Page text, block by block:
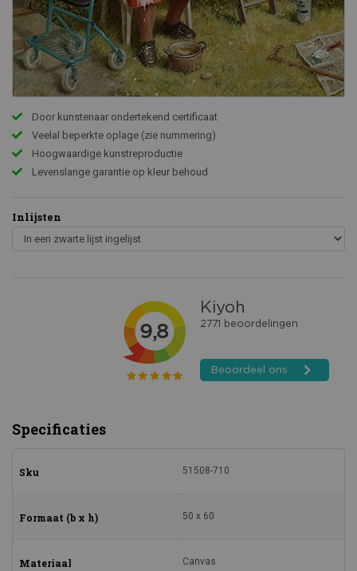
Door kunstenaar ondertekend certificaat
Veelal beperkte oplage (zie nummering)
Hoogwaardige kunstreproductie
Levenslange garantie op kleur behoud
Inlijsten
Specificaties
Sku 51508-710
Formaat (b x h) 50 x 60
Materiaal Canvas